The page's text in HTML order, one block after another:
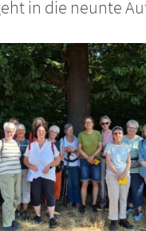
in die neunte